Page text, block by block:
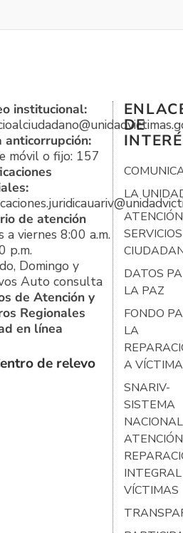
institucional:
anticorrupción:
móvil o fijo: 157
de atención
a viernes 8:00 a.m.
p.m.
Domingo y
Auto consulta
de Atención y
Regionales
en línea
de relevo
DE
LA
SERVICIOS
DATOS
LA PAZ
FONDO
LA
A
SNARIV-
SISTEMA
VÍCTIMAS